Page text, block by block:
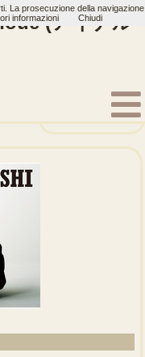
(アイナル
Good Time
La prosecuzione della navigazione
informazioni Chiudi